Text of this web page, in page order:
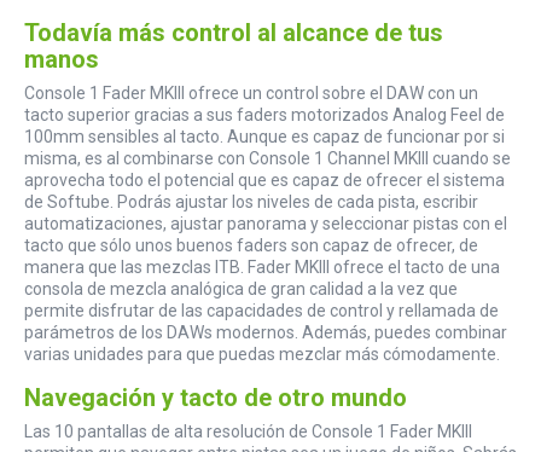
Todavía más control al alcance de tus
manos
Console 1 Fader MKIII ofrece un control sobre el DAW con un
tacto superior gracias a sus faders motorizados Analog Feel de
100mm sensibles al tacto. Aunque es capaz de funcionar por si
misma, es al combinarse con Console 1 Channel MKIII cuando se
aprovecha todo el potencial que es capaz de ofrecer el sistema
de Softube. Podrás ajustar los niveles de cada pista, escribir
automatizaciones, ajustar panorama y seleccionar pistas con el
tacto que sólo unos buenos faders son capaz de ofrecer, de
manera que las mezclas ITB. Fader MKIII ofrece el tacto de una
consola de mezcla analógica de gran calidad a la vez que
permite disfrutar de las capacidades de control y rellamada de
parámetros de los DAWs modernos. Además, puedes combinar
varias unidades para que puedas mezclar más cómodamente.
Navegación y tacto de otro mundo
Las 10 pantallas de alta resolución de Console 1 Fader MKIII